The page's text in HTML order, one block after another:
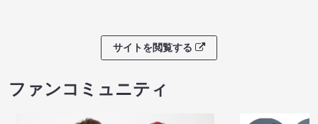
サイトを閲覧する
ファンコミュニティ